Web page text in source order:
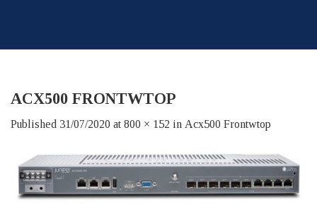
ACX500 FRONTWTOP
Published 31/07/2020 at 800 × 152 in Acx500 Frontwtop